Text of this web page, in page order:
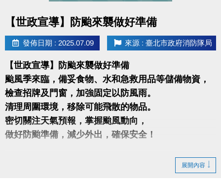
【世政宣導】防颱來襲做好準備
發佈日期 : 2025.07.09 來源 : 臺北市政府消防隊局
【世政宣導】防颱來襲做好準備
颱風季來臨，備妥食物、水和急救用品等儲備物資，
檢查招牌及門窗，加強固定以防風雨。
清理周圍環境，移除可能飛散的物品。
密切關注天氣預報，掌握颱風動向，
做好防颱準備，減少外出，確保安全！
https://www.youtube.com/watch?v=OEC80BbUens
展開內容